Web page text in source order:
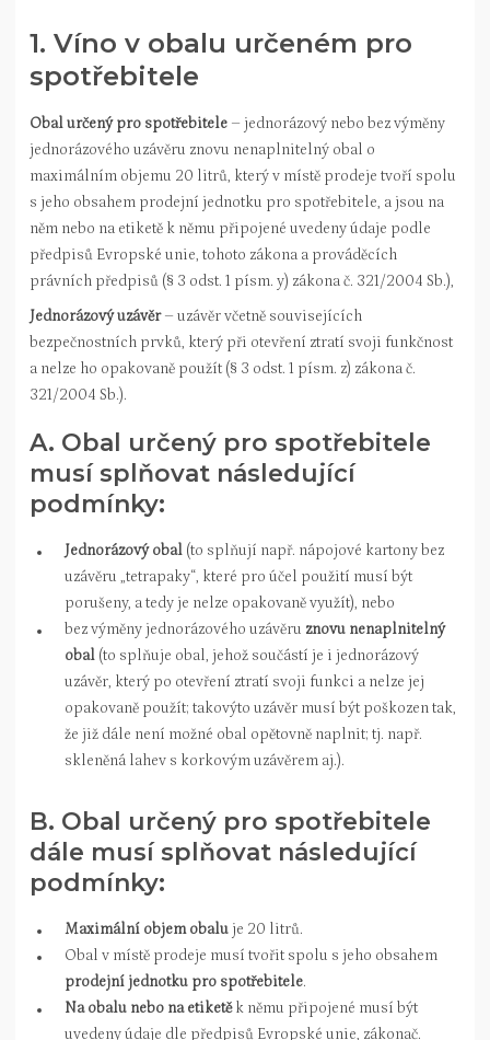
1. Víno v obalu určeném pro
spotřebitele
Obal určený pro spotřebitele – jednorázový nebo bez výměny
jednorázového uzávěru znovu nenaplnitelný obal o
maximálním objemu 20 litrů, který v místě prodeje tvoří spolu
s jeho obsahem prodejní jednotku pro spotřebitele, a jsou na
něm nebo na etiketě k němu připojené uvedeny údaje podle
předpisů Evropské unie, tohoto zákona a prováděcích
právních předpisů (§ 3 odst. 1 písm. y) zákona č. 321/2004 Sb.),
Jednorázový uzávěr– uzávěr včetně souvisejících
bezpečnostních prvků, který při otevření ztratí svoji funkčnost
a nelze ho opakovaně použít (§ 3 odst. 1 písm. z) zákona č.
321/2004 Sb.).
A. Obal určený pro spotřebitele
musí splňovat následující
podmínky:
Jednorázový obal (to splňují např. nápojové kartony bez
uzávěru „tetrapaky“, které pro účel použití musí být
porušeny, a tedy je nelze opakovaně využít), nebo
bez výměny jednorázového uzávěru znovu nenaplnitelný
obal (to splňuje obal, jehož součástí je i jednorázový
uzávěr, který po otevření ztratí svoji funkci a nelze jej
opakovaně použít; takovýto uzávěr musí být poškozen tak,
že již dále není možné obal opětovně naplnit; tj. např.
skleněná lahev s korkovým uzávěrem aj.).
B. Obal určený pro spotřebitele
dále musí splňovat následující
podmínky:
Maximální objem obalu je 20 litrů.
Obal v místě prodeje musí tvořit spolu s jeho obsahem
prodejní jednotku pro spotřebitele.
Na obalu nebo na etiketěk němu připojené musí být
uvedeny údaje dle předpisů Evropské unie, zákonač.